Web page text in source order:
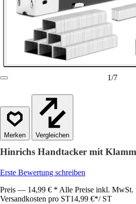
1/7
Vergleichen
Hinrichs Handtacker mit
Erste Bewertung schreiben
Preis — 14,99 € * Alle Preise inkl. MwSt.
Versandkosten pro ST14,99 €*/ ST